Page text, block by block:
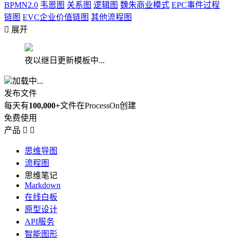
BPMN2.0 韦恩图 关系图 逻辑图 魏朱商业模式 EPC事件过程
链图 EVC企业价值链图 其他流程图
 展开
夜以继日更新模板中...
加载中...
发布文件
每天有100,000+文件在ProcessOn创建
免费使用
产品  
思维导图
流程图
思维笔记
Markdown
在线白板
原型设计
API服务
智能图形